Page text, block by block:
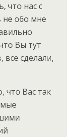
что нас с
обо мне
Вы тут
сделали,
что Вас так